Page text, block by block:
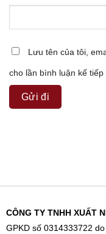
Lưu tên của tôi,
cho lần bình luận kế tiếp
CÔNG TY TNHH XUẤT
GPKD số 0314333722